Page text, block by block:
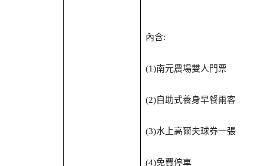
內含:
(1)南元農場雙人門票
(2)自助式養身早餐兩客
(3)水上高爾夫球券一張
(4)免費停車